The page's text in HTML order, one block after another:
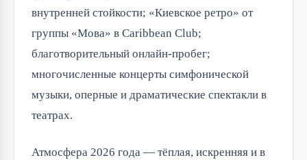
внутренней стойкости; «Киевское ретро» от
группы «Мова» в Caribbean Club;
благотворительный онлайн-пробег;
многочисленные концерты симфонической
музыки, оперные и драматические спектакли в
театрах.
Атмосфера 2026 года — тёплая, искренняя и в